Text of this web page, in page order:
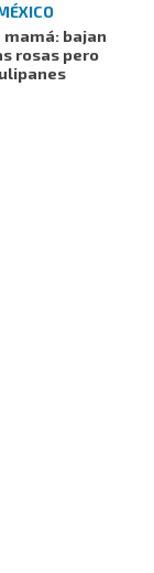
mamá: bajan
rosas pero